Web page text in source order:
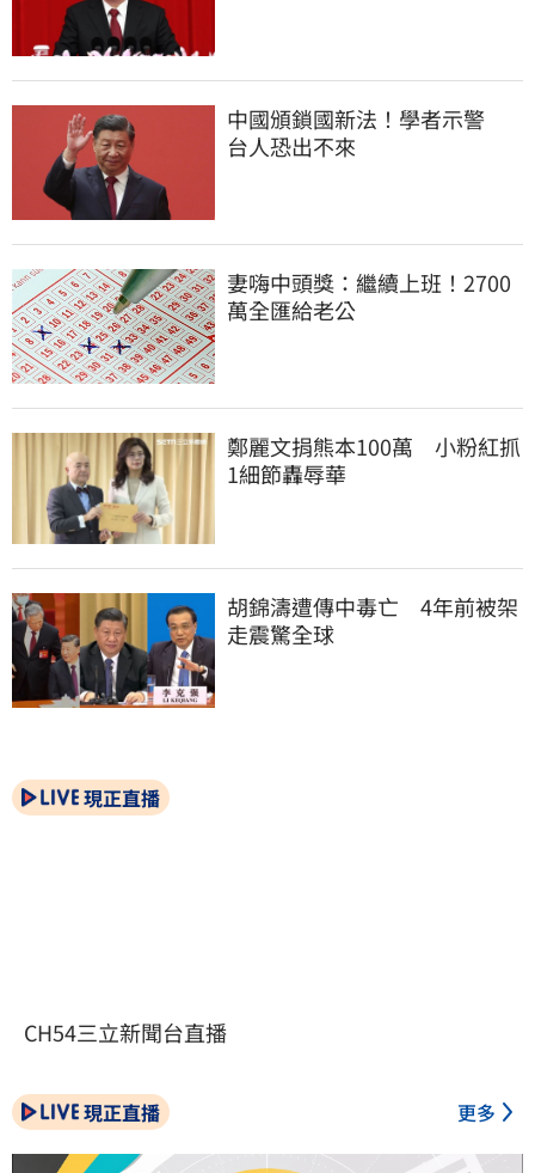
中國頒鎖國新法！學者示警
台人恐出不來
妻嗨中頭獎：繼續上班！2700
萬全匯給老公
鄭麗文捐熊本100萬　小粉紅抓
1細節轟辱華
胡錦濤遭傳中毒亡　4年前被架
走震驚全球
現正直播
CH54三立新聞台直播
現正直播 更多